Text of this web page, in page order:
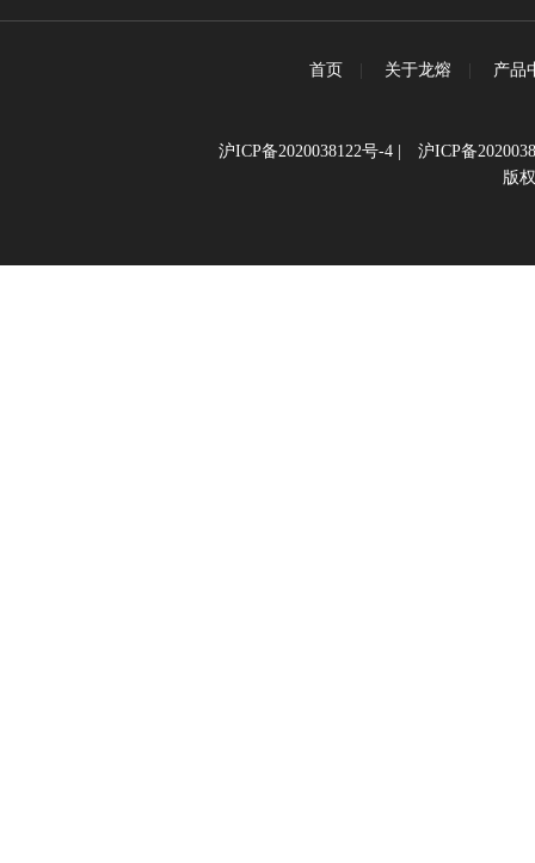
首页 | 关于龙熔 | 产品
沪ICP备2020038122号-4| 沪ICP备
版